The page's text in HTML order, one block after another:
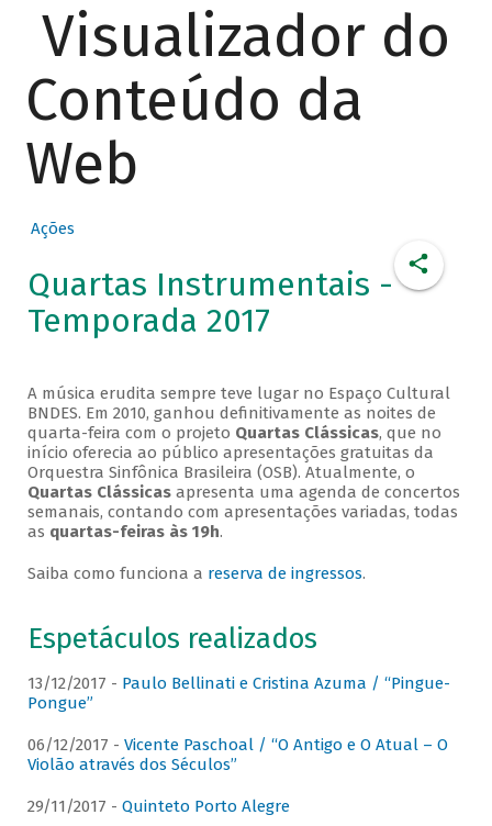
Visualizador do
Conteúdo da
Web
Ações
Quartas Instrumentais -
Temporada 2017
A música erudita sempre teve lugar no Espaço Cultural
BNDES. Em 2010, ganhou definitivamente as noites de
quarta-feira com o projeto Quartas Clássicas, que no
início oferecia ao público apresentações gratuitas da
Orquestra Sinfônica Brasileira (OSB). Atualmente, o
Quartas Clássicasapresenta uma agenda de concertos
semanais, contando com apresentações variadas, todas
as quartas-feiras às 19h.
Saiba como funciona a reserva de ingressos.
Espetáculos realizados
13/12/2017 - Paulo Bellinati e Cristina Azuma / “Pingue-
Pongue”
06/12/2017 - Vicente Paschoal / “O Antigo e O Atual – O
Violão através dos Séculos”
29/11/2017 - Quinteto Porto Alegre